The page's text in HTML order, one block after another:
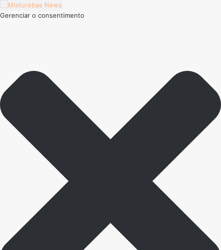
Gerenciar o consentimento